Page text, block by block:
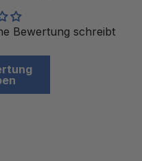
Bewertung schreibt